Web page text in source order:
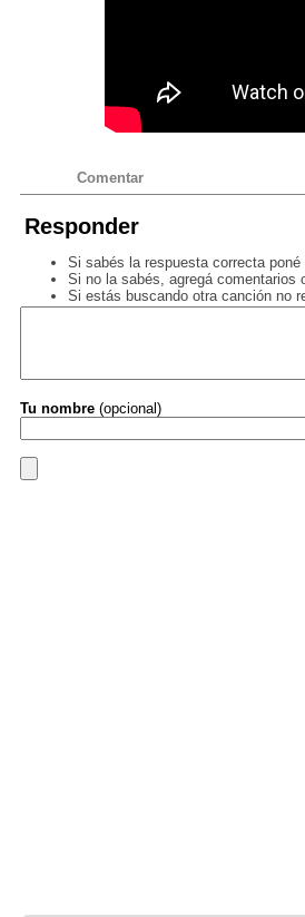
Comentar
Responder
Si sabés la respuesta correcta
Si no la sabés, agregá comentarios
Si estás buscando otra canción no
Tu nombre (opcional)